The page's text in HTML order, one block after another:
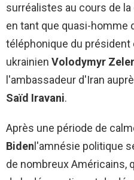
surréalistes au cours de
en tant que quasi-homme
téléphonique du président
ukrainien Volodymyr
l'ambassadeur d'Iran
Saïd Iravani.
Après une période de
Bidenl'amnésie politique
de nombreux Américains,